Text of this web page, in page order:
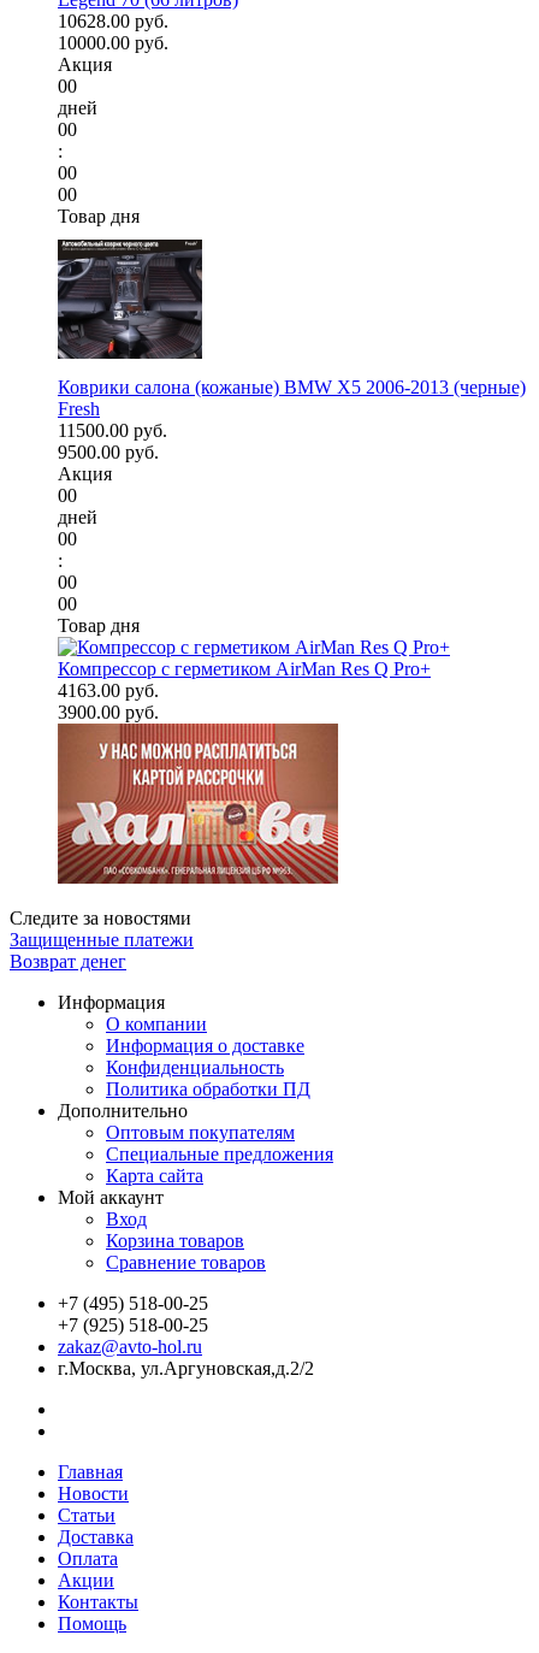
10628.00 руб.
10000.00 руб.
Акция
00
дней
00
:
00
00
Товар дня
Коврики салона (кожаные) BMW X5 2006-2013 (черные)
Fresh
11500.00 руб.
9500.00 руб.
Акция
00
дней
00
:
00
00
Товар дня
Компрессор с герметиком AirMan Res Q Pro+
4163.00 руб.
3900.00 руб.
Следите за новостями
Защищенные платежи
Возврат денег
Информация
О компании
Информация о доставке
Конфиденциальность
Политика обработки ПД
Дополнительно
Оптовым покупателям
Специальные предложения
Карта сайта
Мой аккаунт
Вход
Корзина товаров
Сравнение товаров
+7 (495) 518-00-25
+7 (925) 518-00-25
zakaz@avto-hol.ru
г.Москва, ул.Аргуновская,д.2/2
Главная
Новости
Статьи
Доставка
Оплата
Акции
Контакты
Помощь